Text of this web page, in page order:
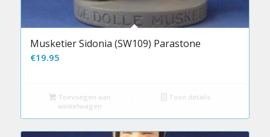
Musketier Sidonia (SW109) Parastone
€19.95
Toevoegen aan
winkelwagen
Toon details